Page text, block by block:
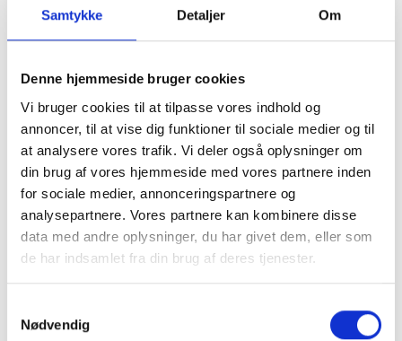
Samtykke Detaljer Om
Denne hjemmeside bruger cookies
Vi bruger cookies til at tilpasse vores indhold og
annoncer, til at vise dig funktioner til sociale medier og til
at analysere vores trafik. Vi deler også oplysninger om
din brug af vores hjemmeside med vores partnere inden
for sociale medier, annonceringspartnere og
analysepartnere. Vores partnere kan kombinere disse
data med andre oplysninger, du har givet dem, eller som
de har indsamlet fra din brug af deres tjenester.
Nødvendig
I 2018 trådte Claus ligeledes ud afejerkredsen og
bestyrelsesformand for PJP.
Den nuværende ejerkreds består således afJacob
LemcheogMartin D. Nielsen.